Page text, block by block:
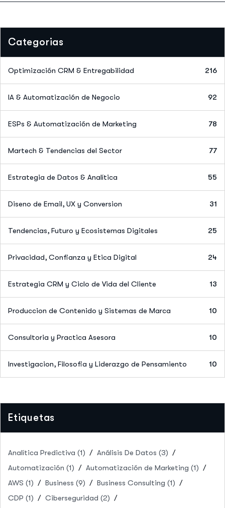
Categorias
Optimización CRM & Entregabilidad 216
IA & Automatización de Negocio 92
ESPs & Automatización de Marketing 78
Martech & Tendencias del Sector 77
Estrategia de Datos & Analítica 55
Diseno de Email, UX y Conversion 31
Tendencias, Futuro y Ecosistemas Digitales 25
Privacidad, Confianza y Etica Digital 24
Estrategia CRM y Ciclo de Vida del Cliente 13
Produccion de Contenido y Sistemas de Marca 10
Consultoria y Practica Asesora 10
Investigacion, Filosofia y Liderazgo de Pensamiento 10
Etiquetas
Analítica Predictiva (1) Análisis De Datos (3)
Automatización (1) Automatización de Marketing (1)
AWS (1) Business (9) Business Consulting (1)
CDP (1) Ciberseguridad (2)